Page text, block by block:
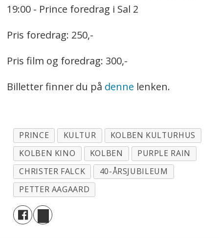
19:00 - Prince foredrag i Sal 2
Pris foredrag: 250,-
Pris film og foredrag: 300,-
Billetter finner du på denne lenken.
PRINCE KULTUR
KOLBEN KULTURHUS
KOLBEN KINO
KOLBEN
PURPLE RAIN
CHRISTER FALCK
40-ÅRSJUBILEUM
PETTER AAGAARD